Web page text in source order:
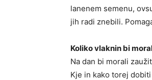
lanenem semenu,
jih radi znebili.
Koliko vlaknin bi
Na dan bi morali
Kje in kako torej